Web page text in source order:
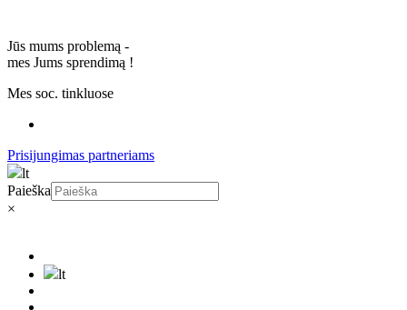
Jūs mums problemą -
mes Jums sprendimą !
Mes soc. tinkluose
Prisijungimas partneriams
lt
Paieška
×
lt